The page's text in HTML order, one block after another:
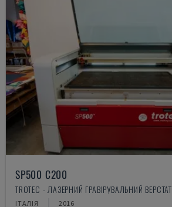
SP500 C200
TROTEC - ЛАЗЕРНИЙ ГРАВІРУВАЛЬНИЙ ВЕРСТАТ
ІТАЛІЯ 2016